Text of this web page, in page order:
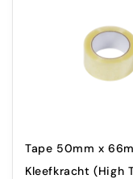
Tape 50mm x
Kleefkracht (High